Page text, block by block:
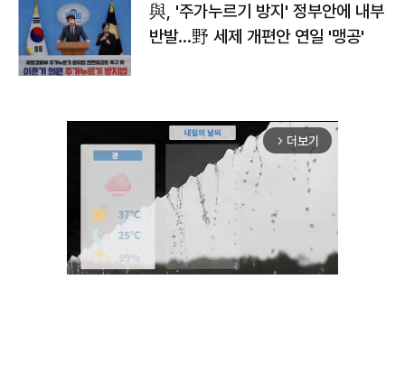
與, '주가누르기 방지' 정부안에 내부
반발…野 세제 개편안 연일 '맹공'
arrow_forward_ios 더보기